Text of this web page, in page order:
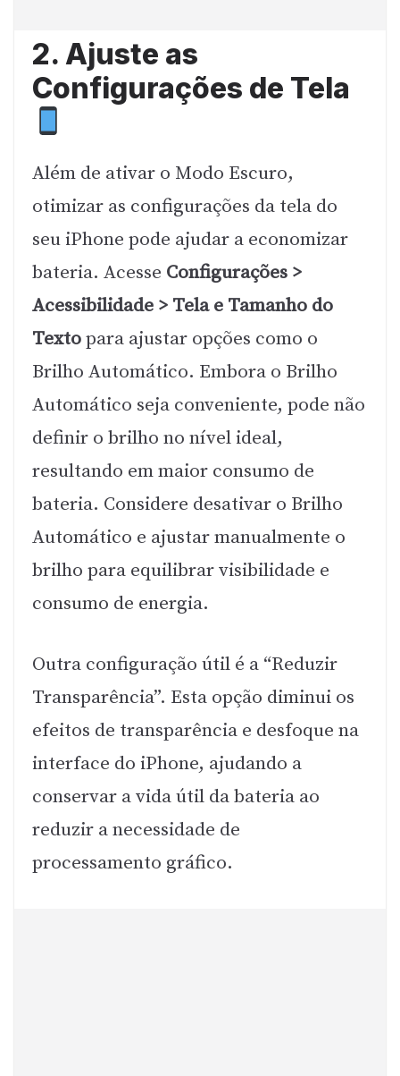
2. Ajuste as
Configurações de Tela
Além de ativar o Modo Escuro,
otimizar as configurações da tela do
seu iPhone pode ajudar a economizar
bateria. Acesse Configurações >
Acessibilidade > Tela e Tamanho do
Textopara ajustar opções como o
Brilho Automático. Embora o Brilho
Automático seja conveniente, pode não
definir o brilho no nível ideal,
resultando em maior consumo de
bateria. Considere desativar o Brilho
Automático e ajustar manualmente o
brilho para equilibrar visibilidade e
consumo de energia.
Outra configuração útil é a “Reduzir
Transparência”. Esta opção diminui os
efeitos de transparência e desfoque na
interface do iPhone, ajudando a
conservar a vida útil da bateria ao
reduzir a necessidade de
processamento gráfico.